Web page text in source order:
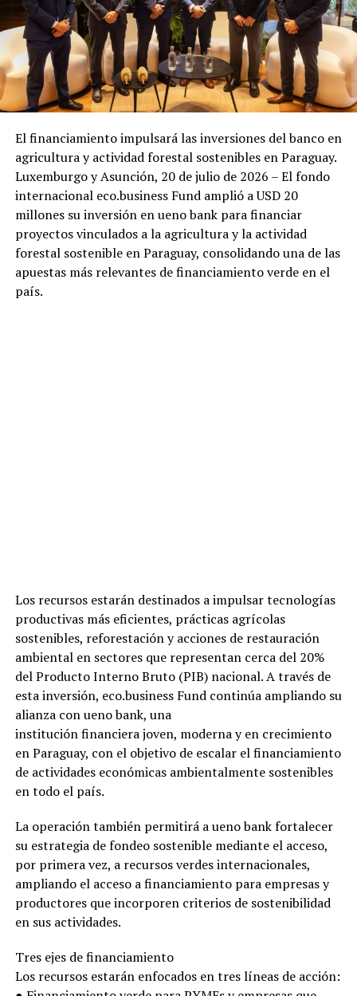
El financiamiento impulsará las inversiones del banco en
agricultura y actividad forestal sostenibles en Paraguay.
Luxemburgo y Asunción, 20 de julio de 2026 – El fondo
internacional eco.business Fund amplió a USD 20
millones su inversión en ueno bank para financiar
proyectos vinculados a la agricultura y la actividad
forestal sostenible en Paraguay, consolidando una de las
apuestas más relevantes de financiamiento verde en el
país.
Los recursos estarán destinados a impulsar tecnologías
productivas más eficientes, prácticas agrícolas
sostenibles, reforestación y acciones de restauración
ambiental en sectores que representan cerca del 20%
del Producto Interno Bruto (PIB) nacional. A través de
esta inversión, eco.business Fund continúa ampliando su
alianza con ueno bank, una
institución financiera joven, moderna y en crecimiento
en Paraguay, con el objetivo de escalar el financiamiento
de actividades económicas ambientalmente sostenibles
en todo el país.
La operación también permitirá a ueno bank fortalecer
su estrategia de fondeo sostenible mediante el acceso,
por primera vez, a recursos verdes internacionales,
ampliando el acceso a financiamiento para empresas y
productores que incorporen criterios de sostenibilidad
en sus actividades.
Tres ejes de financiamiento
Los recursos estarán enfocados en tres líneas de acción: